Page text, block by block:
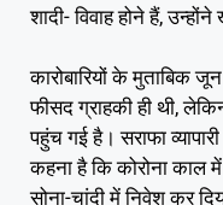
शादी- विवाह होने हैं,
कारोबारियों के मुताबिक
फीसद ग्राहकी ही थी,
पहुंच गई है। सराफा
कहना है कि कोरोना काल
सोना-चांदी में निवेश कर